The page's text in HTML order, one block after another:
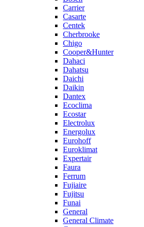
Carrier
Casarte
Centek
Cherbrooke
Chigo
Cooper&Hunter
Dahaci
Dahatsu
Daichi
Daikin
Dantex
Ecoclima
Ecostar
Electrolux
Energolux
Eurohoff
Euroklimat
Expertair
Faura
Ferrum
Fujiaire
Fujitsu
Funai
General
General Climate